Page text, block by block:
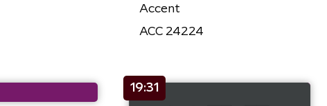
Accent
ACC 24224
19:31